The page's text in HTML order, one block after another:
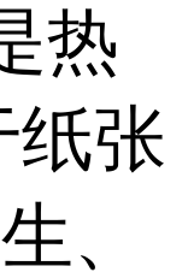
热
纸张
、